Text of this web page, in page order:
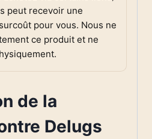
peut recevoir une
pour vous. Nous ne
ce produit et ne
de la
Delugs